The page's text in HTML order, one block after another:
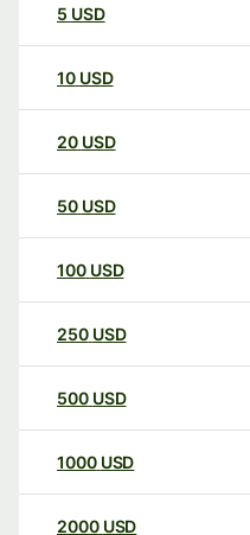
5 USD
10 USD
20 USD
50 USD
100 USD
250 USD
500 USD
1000 USD
2000 USD